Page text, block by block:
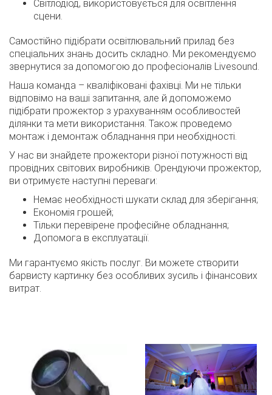
Світлодіод, використовується для освітлення
сцени.
Самостійно підібрати освітлювальний прилад без
спеціальних знань досить складно. Ми рекомендуємо
звернутися за допомогою до професіоналів Livesound.
Наша команда – кваліфіковані фахівці. Ми не тільки
відповімо на ваші запитання, але й допоможемо
підібрати прожектор з урахуванням особливостей
ділянки та мети використання. Також проведемо
монтаж і демонтаж обладнання при необхідності.
У нас ви знайдете прожектори різної потужності від
провідних світових виробників. Орендуючи прожектор,
ви отримуєте наступні переваги:
Немає необхідності шукати склад для зберігання;
Економія грошей;
Тільки перевірене професійне обладнання;
Допомога в експлуатації.
Ми гарантуємо якість послуг. Ви можете створити
барвисту картинку без особливих зусиль і фінансових
витрат.